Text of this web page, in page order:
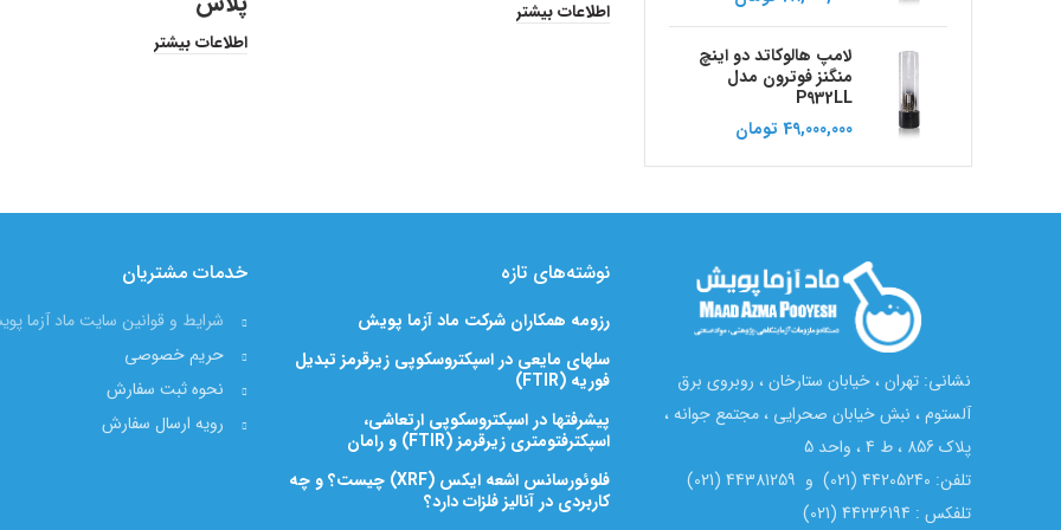
لامپ هالوکاتد دو اینچ
منگنز فوترون مدل
P932LL
49,000,000 تومان
اطلاعات بیشتر
اطلاعات بیشتر
نشانی: تهران ، خیابان ستارخان ، روبروی برق
آلستوم ، نبش خیابان صحرایی ، مجتمع جوانه ،
پلاک 856 ، ط 4 ، واحد 5
تلفن: 44205240 (021) و 44381259 (021)
تلفکس : 44236194 (021)
نوشته‌های تازه
رزومه همکاران شرکت ماد آزما پویش
سلهای مایعی در اسپکتروسکوپی زیرقرمز تبدیل
فوریه (FTIR)
پیشرفتها در اسپکتروسکوپی ارتعاشی،
اسپکترفتومتری زیرقرمز (FTIR) و رامان
فلوئورسانس اشعه ایکس (XRF) چیست؟ و چه
کاربردی در آنالیز فلزات دارد؟
خدمات مشتریان
شرایط و قوانین سایت ماد آزما
حریم خصوصی
نحوه ثبت سفارش
رویه ارسال سفارش